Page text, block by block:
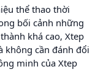
thể thao thời
bối cảnh những
khá cao, Xtep
không cần đánh đổi
minh của Xtep